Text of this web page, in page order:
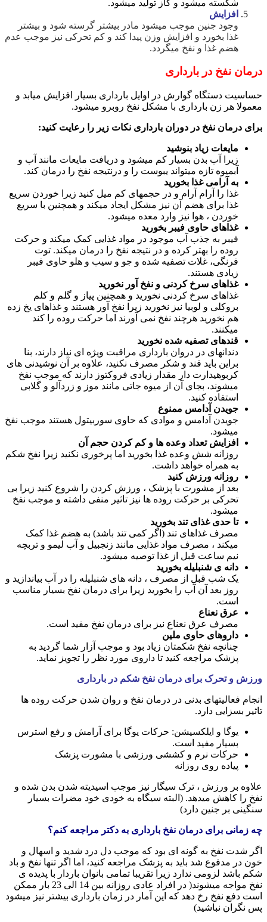
شکسته میشود و گاز تولید میشود.
افزایش
وجود جنین موجب میشود مادر بیشتر گرسته شود و بیشتر
غذا بخورد و افزایش وزن پیدا کند و کم تحرکی نیز موجب عدم
هضم غذا و نفخ میگردد.
درمان نفخ در بارداری
حساسیت دستگاه گوارش در اوایل بارداری بسیار افزایش میابد و
معمولا هر زن بارداری با مشکل نفخ روبرو میشود.
برای درمان نفخ در دوران بارداری نکات زیر را رعایت کنید:
مایعات زیاد بنوشید
زیرا آب بدن بسیار کم میشود و دریافت مایعات مانند آب و
آبمیوه تازه میتواند یبوست را و درنتیجه نفخ را درمان کند.
به آرامی غذا بخورید
غذا را آرام آرام و در حجمهای کم میل کنید زیرا خوردن سریع
غذا برای هضم آن نیز مشکل ایجاد میکند و همچنین با سریع
خوردن ، هوا نیز وارد معده میشود.
غذاهای حاوی فیبر بخورید
فیبر به جذب آب موجود در مواد غذایی کمک میکند و حرکت
روده را بهتر کرده و در نتیجه نفخ را درمان میکند. توت
فرنگی، غلات تصفیه شده و جو و سیب و هلو حاوی فیبر
زیادی هستند.
غذاهای سرخ کردنی و نفخ آور نخورید
غذاهای سرخ کردنی نخورید و همچنین پیاز و گلم و کلم
بروکلی و لوبیا نیز نخورید زیرا نفخ آور هستند و غذاهای یخ زده
هم نخورید هرچند نفخ نمی آورند اما حرکت روده را کند
میکنند.
قندهای تصفیه شده نخورید
دندانهای در دروان بارداری مراقبت ویژه ای نیاز دارند، بنا
براین باید قند و شکر مصرف نکنید، علاوه بر آن نوشیدنی های
کربوهیدارت دار مقدار زیادی فروکتوز دارند که موجب نفخ
میشوند، بجای آن از میوه جاتی مانند موز و زردآلو و گلابی
استفاده کنید.
جویدن آدامس ممنوع
جویدن آدامس و موادی که حاوی سوربیتول هستند موجب نفخ
میشود.
افزایش تعداد وعده ها و کم کردن حجم آن
روزانه شش وعده غذا بخورید اما پرخوری نکنید زیرا نفخ شکم
به همراه خواهد داشت.
روزانه ورزش کنید
بعد از مشورت با پزشک ، ورزش کردن را شروع کنید زیرا بی
تحرکی بر حرکت روده ها نیز تاثیر منفی داشته و موجب نفخ
میشود.
تا حدی غذای تند بخورید
مصرف غذاهای تند (اگر کمی تند باشد) به هضم غذا کمک
میکند ، مصرف مواد غذایی مانند زنجبیل و آب لیمو و تربچه
نیم ساعت قبل از غذا توصیه میشود.
دانه ی شنبلیله بخورید
یک شب قبل از مصرف ، دانه های شنبلیله را در آب بیاندازید و
روز بعد آن آب را بخورید زیرا برای درمان نفخ بسیار مناسب
است.
عرق نعناع
مصرف عرق نعناع نیز برای درمان نفخ مفید است.
داروهای حاوی ملین
چنانچه نفخ شکمتان زیاد بود و موجب آزار شما گردید به
پزشک مراجعه کنید تا داروی مورد نظر را تجویز نماید.
ورزش و تحرک برای درمان نفخ شکم در بارداری
انجام فعالیتهای بدنی در درمان نفخ و روان شدن حرکت روده ها
تاثیر بسزایی دارد.
یوگا و ایلکسیشن: حرکات یوگا برای آرامش و رفع استرس
بسیار مفید است.
حرکات نرم و کششی ورزشی با مشورت پزشک
پیاده روی روزانه
علاوه بر ورزش ، ترک سیگار نیز موجب اسیدیته شدن بدن شده و
نفخ را کاهش میدهد. (البته سیگاه به خودی خود مضرات بسیار
سنگینی بر جنین دارد)
چه زمانی برای درمان نفخ بارداری به دکتر مراجعه کنم؟
اگر شدت نفخ به گونه ای بود که موجب دل درد شدید و اسهال و
خون در مدفوع شد باید به پزشک مراجعه کنید، اما اگر تنها نفخ و باد
شکم باشد لزومی ندارد زیرا تقریبا تمامی بانوان باردار با پدیده ی
نفخ مواجه میشوند( در افراد عادی روزانه بین 14 الی 23 بار ممکن
است دفع نفخ رخ دهد که این آمار در زمان بارداری بیشتر نیز میشود
پس نگران نباشید)